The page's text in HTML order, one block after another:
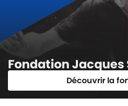
Fondation Jacques
Découvrir la